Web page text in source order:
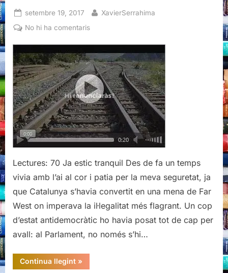
Posted
on
setembre 19, 2017 By
XavierSerrahima
No hi ha comentarisa
tranquil
Lectures: 70 Ja estic tranquil Des de fa un temps
vivia amb l’ai al cor i patia per la meva seguretat, ja
que Catalunya s’havia convertit en una mena de Far
West on imperava la il·legalitat més flagrant. Un cop
d’estat antidemocràtic ho havia posat tot de cap per
avall: al Parlament, no només s’hi…
Continua llegint“Ja
estic
»